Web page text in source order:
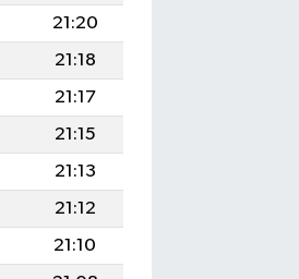
21:20
21:18
21:17
21:15
21:13
21:12
21:10